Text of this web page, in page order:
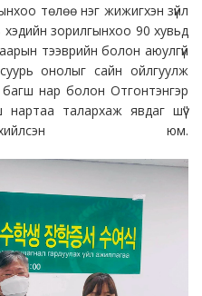
төлөө нэг жижигхэн зүйл
зорилгынхоо 90 хувьд
тээврийн болон аюулгүй
онолыг сайн ойлгуулж
нар болон Отгонтэнгэр
талархаж явдаг шүү"
юм.